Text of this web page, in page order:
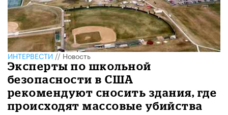
ИНТЕРВЕСТИ//Новость
Эксперты по школьной
безопасности в США
рекомендуют сносить здания, где
происходят массовые убийства